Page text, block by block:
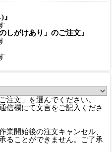
しがけあり」のご注文』
注文」を選んでください。
信欄にて文言をご記入くださ
業開始後の注文キャンセル、
ることができません。ご了承